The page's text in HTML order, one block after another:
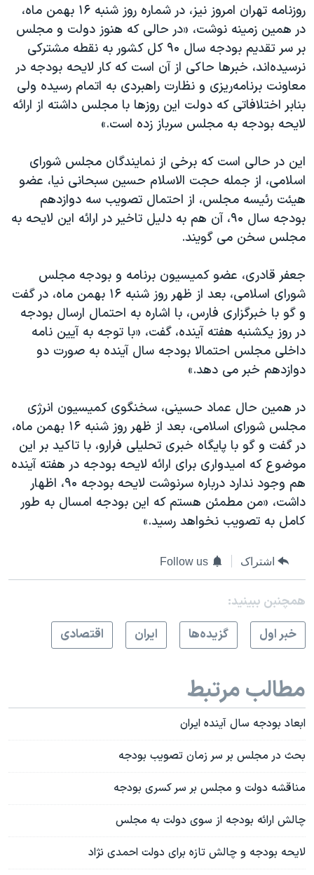
روزنامه تهران امروز نیز، در شماره روز شنبه ۱۶ بهمن ماه،
در همین زمینه نوشت، «در حالی كه هنوز دولت و مجلس
بر سر تقديم بودجه سال ۹۰ كل كشور به نقطه مشتركی
نرسيده‌اند، خبرها حاكی از آن است كه كار لايحه بودجه در
معاونت برنامه‌ریزی و نظارت راهبردی به اتمام رسيده ولی
بنابر اختلافاتی كه دولت اين روزها با مجلس داشته از ارائه
لايحه بودجه به مجلس سرباز زده است.»
اين در حالی است که برخی از نمایندگان مجلس شورای
اسلامی، از جمله حجت الاسلام حسین سبحانی نیا، عضو
هیئت رئیسه مجلس، از احتمال تصویب سه دوازدهم
بودجه سال ۹۰، آن هم به دلیل تاخیر در ارائه این لایحه به
مجلس سخن می گویند.
جعفر قادری، عضو کمیسیون برنامه و بودجه مجلس
شورای اسلامی، بعد از ظهر روز شنبه ۱۶ بهمن ماه، در گفت
و گو با خبرگزاری فارس، با اشاره به احتمال ارسال بودجه
در روز یکشنبه هفته آینده، گفت، «با توجه به آیین نامه
داخلی مجلس احتمالا بودجه سال آینده به صورت دو
دوازدهم خبر می دهد.»
در همین حال عماد حسینی، سخنگوی کمیسیون انرژی
مجلس شورای اسلامی، بعد از ظهر روز شنبه ۱۶ بهمن ماه،
در گفت و گو با پایگاه خبری تحلیلی فرارو، با تاکید بر این
موضوع که امیدواری برای ارائه لایحه بودجه در هفته آینده
هم وجود ندارد درباره سرنوشت لایحه بودجه ۹۰، اظهار
داشت، «من مطمئن هستم که این بودجه امسال به طور
کامل به تصویب نخواهد رسید.»
اشتراک Follow us
همچنبن ببینید:
خبر اول
گزيده‌ها ايران اقتصادی
مطالب مرتبط
ابعاد بودجه سال آینده ایران
بحث در مجلس بر سر زمان تصويب بودجه
مناقشه دولت و مجلس بر سر کسری بودجه
چالش ارائه بودجه از سوی دولت به مجلس
لایحه بودجه و چالش تازه برای دولت احمدی نژاد